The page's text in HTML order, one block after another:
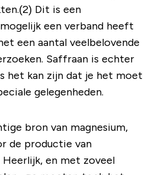
Dit is een
een verband heeft
een aantal veelbelovende
Saffraan is echter
het kan zijn dat je het moet
gelegenheden.
bron van magnesium,
de productie van
en met zoveel